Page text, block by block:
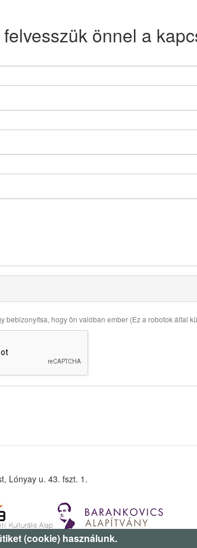
önnel a
bebizonyítsa, hogy ön valóban ember (Ez a robotok által
Lónyay u. 43. fszt. 1.
(cookie) használunk.